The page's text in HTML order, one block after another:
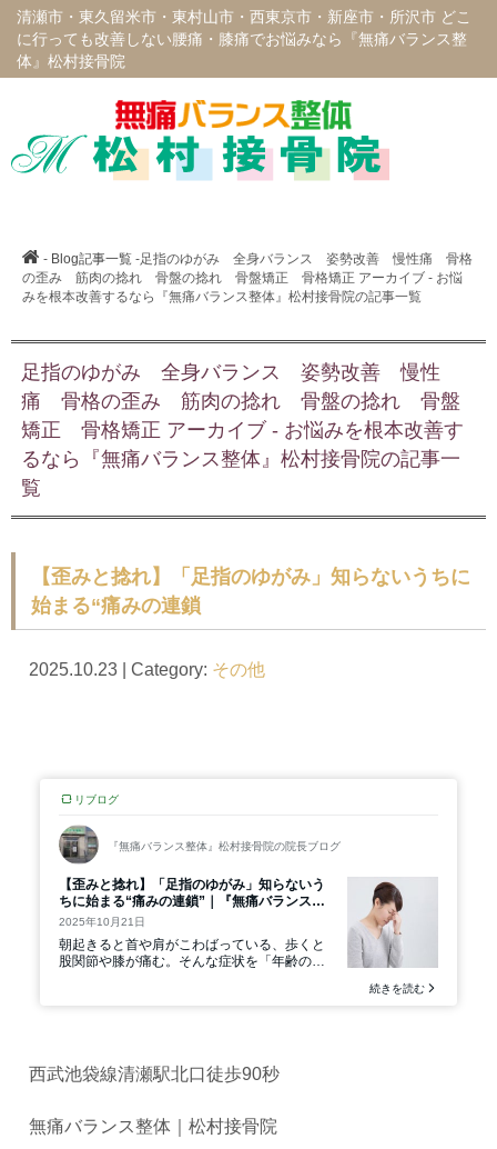
清瀬市・東久留米市・東村山市・西東京市・新座市・所沢市 どこ
に行っても改善しない腰痛・膝痛でお悩みなら『無痛バランス整
体』松村接骨院
- Blog記事一覧 -足指のゆがみ 全身バランス 姿勢改善 慢性痛 骨格
の歪み 筋肉の捻れ 骨盤の捻れ 骨盤矯正 骨格矯正 アーカイブ - お悩
みを根本改善するなら『無痛バランス整体』松村接骨院の記事一覧
足指のゆがみ 全身バランス 姿勢改善 慢性
痛 骨格の歪み 筋肉の捻れ 骨盤の捻れ 骨盤
矯正 骨格矯正 アーカイブ - お悩みを根本改善す
るなら『無痛バランス整体』松村接骨院の記事一
覧
【歪みと捻れ】「足指のゆがみ」知らないうちに
始まる“痛みの連鎖
2025.10.23 | Category: その他
西武池袋線清瀬駅北口徒歩90秒
無痛バランス整体｜松村接骨院